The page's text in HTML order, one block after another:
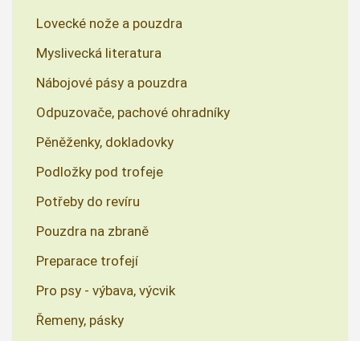
Lovecké nože a pouzdra
Myslivecká literatura
Nábojové pásy a pouzdra
Odpuzovače, pachové ohradníky
Pěněženky, dokladovky
Podložky pod trofeje
Potřeby do revíru
Pouzdra na zbraně
Preparace trofejí
Pro psy - výbava, výcvik
Řemeny, pásky